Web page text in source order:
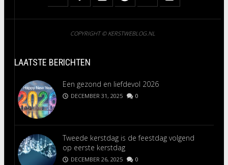
COPYRIGHT © KERSTWEBLOG.NL
LAATSTE BERICHTEN
Een gezond en liefdevol 2026
DECEMBER 31, 2025 0
Tweede kerstdag is de feestdag volgend
op eerste kerstdag
DECEMBER 26, 2025 0